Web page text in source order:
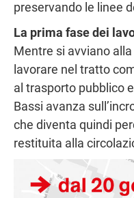
preservando le linee
La prima fase dei
Mentre si avviano
lavorare nel tratto
al trasporto pubblico
Bassi avanza
che diventa quindi
restituita alla